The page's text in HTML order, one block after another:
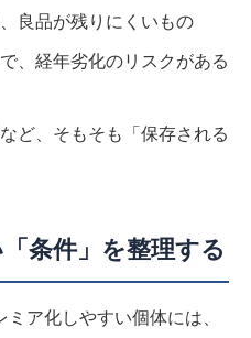
良品が残りにくいもの
、経年劣化のリスクがある
ど、そもそも「保存される
条件」を整理する
ア化しやすい個体には、